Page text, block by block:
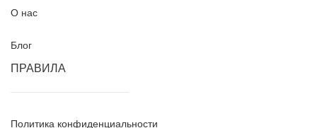
О нас
Блог
ПРАВИЛА
Политика конфиденциальности